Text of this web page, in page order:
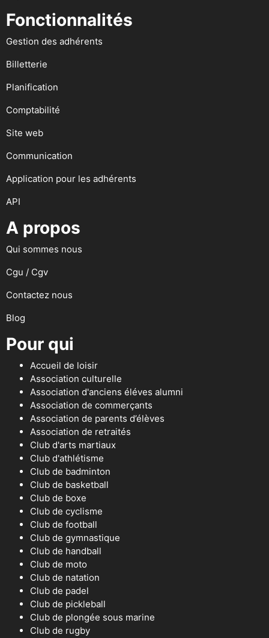
Fonctionnalités
Gestion des adhérents
Billetterie
Planification
Comptabilité
Site web
Communication
Application pour les adhérents
API
A propos
Qui sommes nous
Cgu / Cgv
Contactez nous
Blog
Pour qui
Accueil de loisir
Association culturelle
Association d'anciens éléves alumni
Association de commerçants
Association de parents d’élèves
Association de retraités
Club d'arts martiaux
Club d'athlétisme
Club de badminton
Club de basketball
Club de boxe
Club de cyclisme
Club de football
Club de gymnastique
Club de handball
Club de moto
Club de natation
Club de padel
Club de pickleball
Club de plongée sous marine
Club de rugby